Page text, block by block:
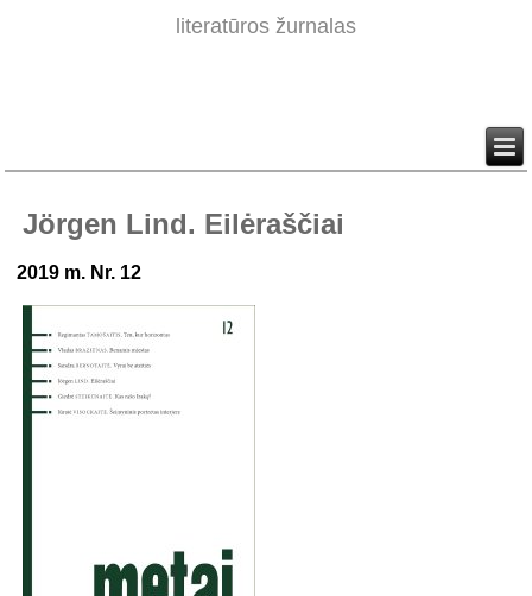
literatūros žurnalas
Jörgen Lind. Eilėraščiai
2019 m. Nr. 12